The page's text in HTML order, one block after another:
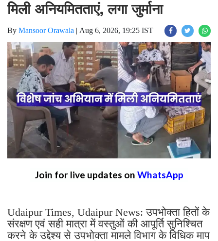
मिली अनियमितताएं, लगा जुर्माना
By Mansoor Orawala | Aug 6, 2026, 19:25 IST
Join for live updates on WhatsApp
Udaipur Times, Udaipur News: उपभोक्ता हितों के
संरक्षण एवं सही मात्रा में वस्तुओं की आपूर्ति सुनिश्चित
करने के उद्देश्य से उपभोक्ता मामले विभाग के विधिक माप